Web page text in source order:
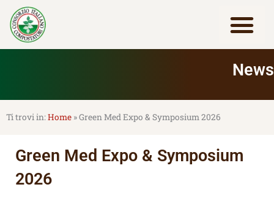
contenuto
News
Home »Green Med Expo & Symposium 2026
Green Med Expo & Symposium
2026